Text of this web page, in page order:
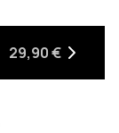
29,90 €